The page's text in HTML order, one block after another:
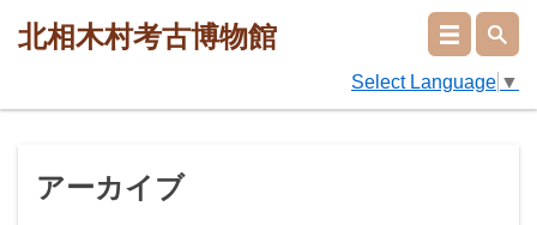
北相木村考古博物館
Select Language ▼
アーカイブ